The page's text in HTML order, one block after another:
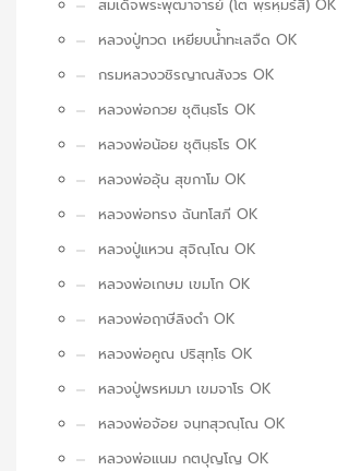
สมเด็จพระพุฒาจารย์ (โต พฺรหฺมรํสี) OK
หลวงปู่ทวด เหยียบน้ำทะเลจืด OK
กรมหลวงวชิรญาณสังวร OK
หลวงพ่อกวย ชุตินฺธโร OK
หลวงพ่อน้อย ชุตินฺธโร OK
หลวงพ่ออุ้น สุขกาโม OK
หลวงพ่อทรง ฉันทโสภี OK
หลวงปู่แหวน สุจิณฺโณ OK
หลวงพ่อเกษม เขมโก OK
หลวงพ่อฤาษีลิงดำ OK
หลวงพ่อคูณ ปริสุทฺโธ OK
หลวงปู่พรหมมา เขมจาโร OK
หลวงพ่อจ้อย จนฺทสุวณฺโณ OK
หลวงพ่อแนม กตปุญโญ OK